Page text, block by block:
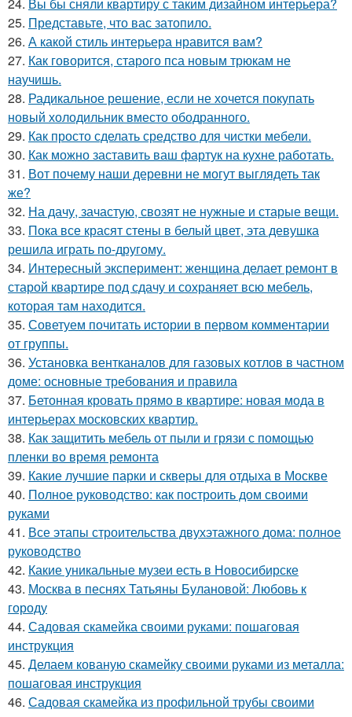
25. Представьте, что вас затопило.
26. А какой стиль интерьера нравится вам?
27. Как говорится, старого пса новым трюкам не
научишь.
28. Радикальное решение, если не хочется покупать
новый холодильник вместо ободранного.
29. Как просто сделать средство для чистки мебели.
30. Как можно заставить ваш фартук на кухне работать.
31. Вот почему наши деревни не могут выглядеть так
же?
32. На дачу, зачастую, свозят не нужные и старые вещи.
33. Пока все красят стены в белый цвет, эта девушка
решила играть по-другому.
34. Интересный эксперимент: женщина делает ремонт в
старой квартире под сдачу и сохраняет всю мебель,
которая там находится.
35. Советуем почитать истории в первом комментарии
от группы.
36. Установка вентканалов для газовых котлов в частном
доме: основные требования и правила
37. Бетонная кровать прямо в квартире: новая мода в
интерьерах московских квартир.
38. Как защитить мебель от пыли и грязи с помощью
пленки во время ремонта
39. Какие лучшие парки и скверы для отдыха в Москве
40. Полное руководство: как построить дом своими
руками
41. Все этапы строительства двухэтажного дома: полное
руководство
42. Какие уникальные музеи есть в Новосибирске
43. Москва в песнях Татьяны Булановой: Любовь к
городу
44. Садовая скамейка своими руками: пошаговая
инструкция
45. Делаем кованую скамейку своими руками из металла:
пошаговая инструкция
46. Садовая скамейка из профильной трубы своими